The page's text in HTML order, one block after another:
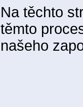
Na těchto
těmto
našeho